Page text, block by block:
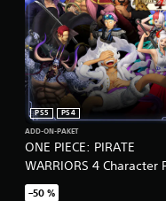
ONE PIECE: PIRATE
WARRIORS 4 Character
2
PS5
PS4
ADD-ON-PAKET
–50 %